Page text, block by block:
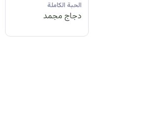
الحبة الكاملة
دجاج مبرد